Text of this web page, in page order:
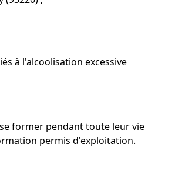
à l'alcoolisation excessive
former pendant toute leur vie
permis d'exploitation.